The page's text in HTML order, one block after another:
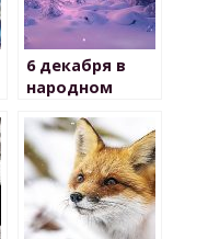
6 декабря в
народном